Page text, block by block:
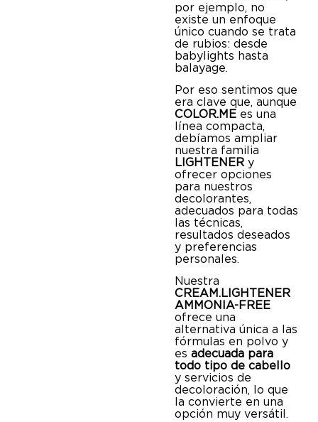
por ejemplo, no
existe un enfoque
único cuando se trata
de rubios: desde
babylights hasta
balayage.
Por eso sentimos que
era clave que, aunque
COLOR.ME es una
línea compacta,
debíamos ampliar
nuestra familia
LIGHTENER y
ofrecer opciones
para nuestros
decolorantes,
adecuados para todas
las técnicas,
resultados deseados
y preferencias
personales.
Nuestra
CREAM.LIGHTENER
AMMONIA-FREE
ofrece una
alternativa única a las
fórmulas en polvo y
es adecuada para
todo tipo de cabello
y servicios de
decoloración, lo que
la convierte en una
opción muy versátil.